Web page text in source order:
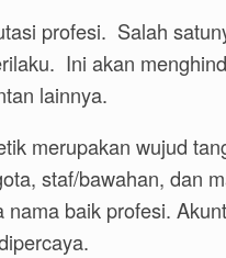
profesi. Salah
Ini akan
lainnya.
merupakan wujud
staf/bawahan, dan
baik profesi.